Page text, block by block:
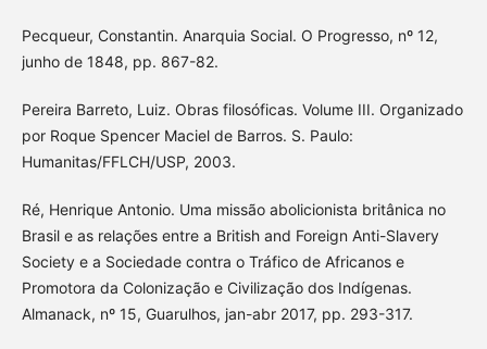
Pecqueur, Constantin. Anarquia Social. O Progresso, nº 12,
junho de 1848, pp. 867-82.
Pereira Barreto, Luiz. Obras filosóficas. Volume III. Organizado
por Roque Spencer Maciel de Barros. S. Paulo:
Humanitas/FFLCH/USP, 2003.
Ré, Henrique Antonio. Uma missão abolicionista britânica no
Brasil e as relações entre a British and Foreign Anti-Slavery
Society e a Sociedade contra o Tráfico de Africanos e
Promotora da Colonização e Civilização dos Indígenas.
Almanack, nº 15, Guarulhos, jan-abr 2017, pp. 293-317.